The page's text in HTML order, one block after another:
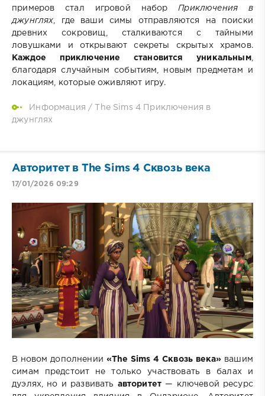
примеров стал игровой наборПриключения в
джунглях , где ваши симы отправляются на поиски
древних сокровищ, сталкиваются с тайными
ловушками и открывают секреты скрытых храмов.
Каждое приключение становится уникальным,
благодаря случайным событиям, новым предметам и
локациям, которые оживляют игру.
Информация /
The Sims 4 Приключения в
джунглях
Авторитет в The Sims 4 Сквозь века
17/01/2026 09:29
В новом дополнении «The Sims 4 Сквозь века» вашим
симам предстоит не только участвовать в балах и
дуэлях, но и развивать авторитет — ключевой ресурс